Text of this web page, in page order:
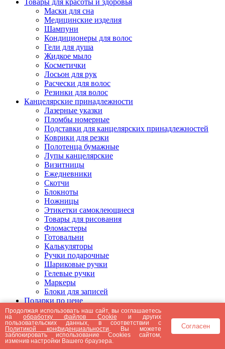
Товары для красоты и здоровья
Маски для сна
Медицинские изделия
Шампуни
Кондиционеры для волос
Гели для душа
Жидкое мыло
Косметички
Лосьон для рук
Расчески для волос
Резинки для волос
Канцелярские принадлежности
Лазерные указки
Пломбы номерные
Подставки для канцелярских принадлежностей
Коврики для резки
Полотенца бумажные
Лупы канцелярские
Визитницы
Ежедневники
Скотчи
Блокноты
Ножницы
Этикетки самоклеющиеся
Товары для рисования
Фломастеры
Готовальни
Калькуляторы
Ручки подарочные
Шариковые ручки
Гелевые ручки
Маркеры
Блоки для записей
Подарки по цене
Подарки от 5000 рублей
Подарки до 5000 рублей
Подарки до 3000 рублей
Подарки до 2000 рублей
Подарки до 1000 рублей
Продолжая использовать наш сайт, вы соглашаетесь
наобработку файлов Cookie и других
пользовательских данных, в соответствии с
Политикой конфиденциальности . Вы можете
заблокировать использование Cookies сайтом,
изменив настройки Вашего браузера.
Согласен